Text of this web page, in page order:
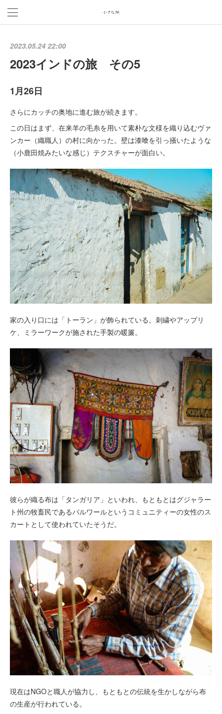
2023.05.24 22:00
2023インドの旅 その5
1月26日
さらにカッチの奥地に進む旅が続きます。
この日はまず、在来羊の毛糸を用いて素朴な文様を織り込むヴァ
ンカー（織職人）の村に向かった。壁は漆喰を引っ掻いたような
（小鹿田焼みたいな感じ）テクスチャーが面白い。
家の入り口には「トーラン」が飾られている。刺繍やアップリ
ケ、ミラーワークが施された手製の暖簾。
彼らが織る布は「タンガリア」といわれ、もともとはグジャラー
ト州の牧畜民であるバルワールというコミュニティーの女性のス
カートとして使われていたそうだ。
現在はNGOと職人が協力し、もともとの伝統を生かしながら布
の生産が行われている。